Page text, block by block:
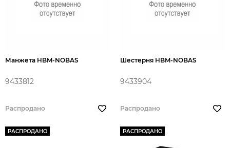
Манжета HBM-NOBAS
9433812
Распродано
Шестерня HBM-NOBAS
9433904
Распродано
РАСПРОДАНО РАСПРОДАНО